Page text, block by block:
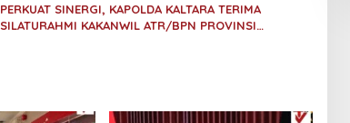
PERKUAT SINERGI, KAPOLDA KALTARA TERIMA
SILATURAHMI KAKANWIL ATR/BPN PROVINSI